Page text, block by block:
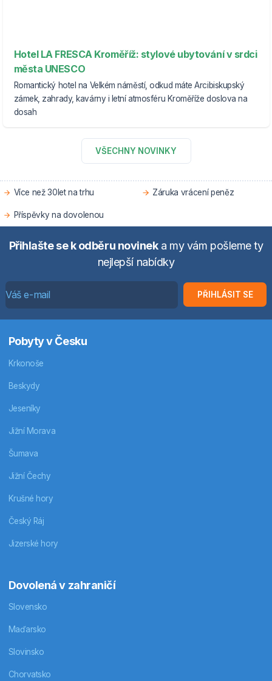
Hotel LA FRESCA Kroměříž: stylové ubytování v srdci
města UNESCO
Romantický hotel na Velkém náměstí, odkud máte Arcibiskupský
zámek, zahrady, kavárny i letní atmosféru Kroměříže doslova na
dosah
VŠECHNY NOVINKY
Více než 30let na trhu Záruka vrácení peněz
Příspěvky na dovolenou
Přihlašte se k odběru novineka my vám pošleme ty
nejlepší nabídky
PŘIHLÁSIT SE
Pobyty v Česku
Krkonoše
Beskydy
Jeseníky
Jižní Morava
Šumava
Jižní Čechy
Krušné hory
Český Ráj
Jizerské hory
Dovolená v zahraničí
Slovensko
Maďarsko
Slovinsko
Chorvatsko